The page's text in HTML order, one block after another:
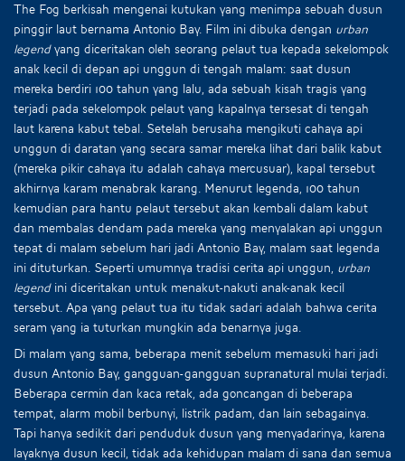
The Fog berkisah mengenai kutukan yang menimpa sebuah dusun
pinggir laut bernama Antonio Bay. Film ini dibuka dengan urban
legendyang diceritakan oleh seorang pelaut tua kepada sekelompok
anak kecil di depan api unggun di tengah malam: saat dusun
mereka berdiri 100 tahun yang lalu, ada sebuah kisah tragis yang
terjadi pada sekelompok pelaut yang kapalnya tersesat di tengah
laut karena kabut tebal. Setelah berusaha mengikuti cahaya api
unggun di daratan yang secara samar mereka lihat dari balik kabut
(mereka pikir cahaya itu adalah cahaya mercusuar), kapal tersebut
akhirnya karam menabrak karang. Menurut legenda, 100 tahun
kemudian para hantu pelaut tersebut akan kembali dalam kabut
dan membalas dendam pada mereka yang menyalakan api unggun
tepat di malam sebelum hari jadi Antonio Bay, malam saat legenda
ini dituturkan. Seperti umumnya tradisi cerita api unggun, urban
legendini diceritakan untuk menakut-nakuti anak-anak kecil
tersebut. Apa yang pelaut tua itu tidak sadari adalah bahwa cerita
seram yang ia tuturkan mungkin ada benarnya juga.
Di malam yang sama, beberapa menit sebelum memasuki hari jadi
dusun Antonio Bay, gangguan-gangguan supranatural mulai terjadi.
Beberapa cermin dan kaca retak, ada goncangan di beberapa
tempat, alarm mobil berbunyi, listrik padam, dan lain sebagainya.
Tapi hanya sedikit dari penduduk dusun yang menyadarinya, karena
layaknya dusun kecil, tidak ada kehidupan malam di sana dan semua